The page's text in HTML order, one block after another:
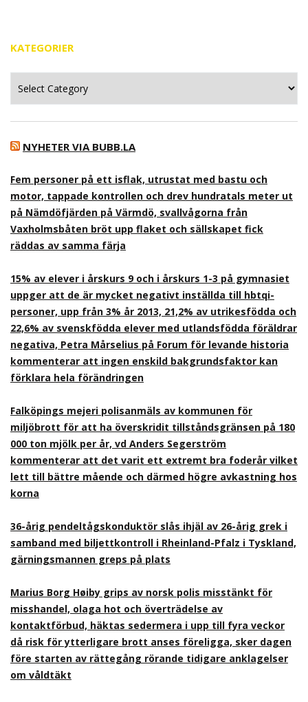
KATEGORIER
NYHETER VIA BUBB.LA
Fem personer på ett isflak, utrustat med bastu och
motor, tappade kontrollen och drev hundratals meter ut
på Nämdöfjärden på Värmdö, svallvågorna från
Vaxholmsbåten bröt upp flaket och sällskapet fick
räddas av samma färja
15% av elever i årskurs 9 och i årskurs 1-3 på gymnasiet
uppger att de är mycket negativt inställda till hbtqi-
personer, upp från 3% år 2013, 21,2% av utrikesfödda och
22,6% av svenskfödda elever med utlandsfödda föräldrar
negativa, Petra Mårselius på Forum för levande historia
kommenterar att ingen enskild bakgrundsfaktor kan
förklara hela förändringen
Falköpings mejeri polisanmäls av kommunen för
miljöbrott för att ha överskridit tillståndsgränsen på 180
000 ton mjölk per år, vd Anders Segerström
kommenterar att det varit ett extremt bra foderår vilket
lett till bättre mående och därmed högre avkastning hos
korna
36-årig pendeltågskonduktör slås ihjäl av 26-årig grek i
samband med biljettkontroll i Rheinland-Pfalz i Tyskland,
gärningsmannen greps på plats
Marius Borg Høiby grips av norsk polis misstänkt för
misshandel, olaga hot och överträdelse av
kontaktförbud, häktas sedermera i upp till fyra veckor
då risk för ytterligare brott anses föreligga, sker dagen
före starten av rättegång rörande tidigare anklagelser
om våldtäkt